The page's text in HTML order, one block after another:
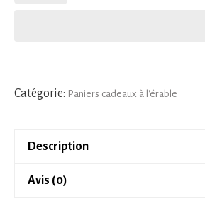
de
Catégorie: Paniers cadeaux à l'érable
Description
Avis (0)